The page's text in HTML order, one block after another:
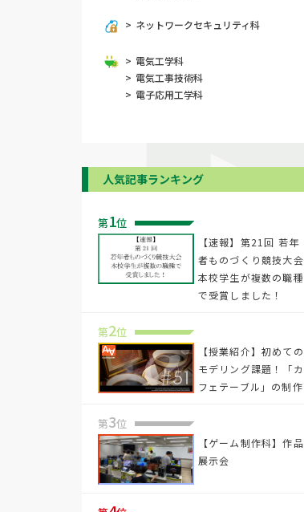
> ネットワークセキュリティ科
> 電気工学科
> 電気工事技術科
> 電子応用工学科
人気記事ランキング
第1位
【速報】第21回 若年
者ものづくり競技大会
本校学生が複数の職種
で受賞しました！
第2位
【授業紹介】初めての
モデリング課題！「カ
フェテーブル」の制作
第3位
【ゲーム制作科】作品
展示会